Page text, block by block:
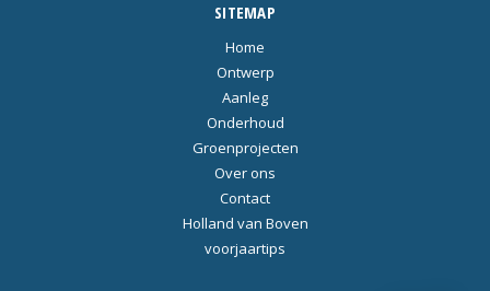
SITEMAP
Home
Ontwerp
Aanleg
Onderhoud
Groenprojecten
Over ons
Contact
Holland van Boven
voorjaartips